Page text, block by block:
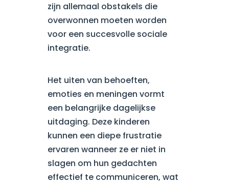
zijn allemaal obstakels die
overwonnen moeten worden
voor een succesvolle sociale
integratie.
Het uiten van behoeften,
emoties en meningen vormt
een belangrijke dagelijkse
uitdaging. Deze kinderen
kunnen een diepe frustratie
ervaren wanneer ze er niet in
slagen om hun gedachten
effectief te communiceren, wat